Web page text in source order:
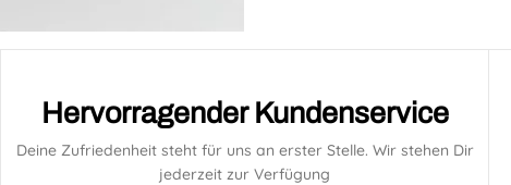
Hervorragender Kundenservice
Deine Zufriedenheit steht für uns an erster Stelle. Wir stehen Dir
jederzeit zur Verfügung